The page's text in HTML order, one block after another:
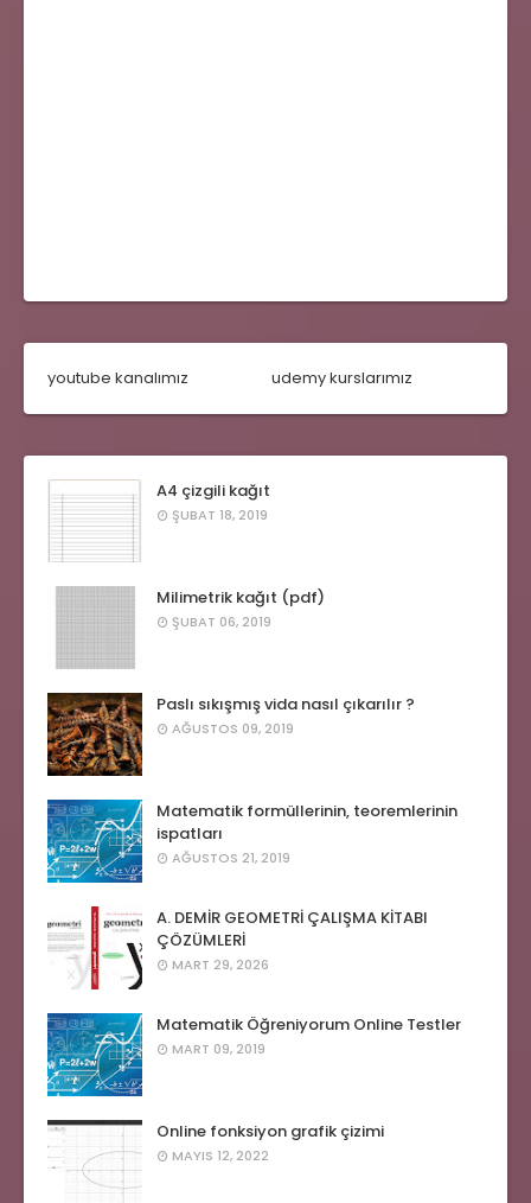
youtube kanalımız udemy kurslarımız
A4 çizgili kağıt
ŞUBAT 18, 2019
Milimetrik kağıt (pdf)
ŞUBAT 06, 2019
Paslı sıkışmış vida nasıl çıkarılır ?
AĞUSTOS 09, 2019
Matematik formüllerinin, teoremlerinin
ispatları
AĞUSTOS 21, 2019
A. DEMİR GEOMETRİ ÇALIŞMA KİTABI
ÇÖZÜMLERİ
MART 29, 2026
Matematik Öğreniyorum Online Testler
MART 09, 2019
Online fonksiyon grafik çizimi
MAYIS 12, 2022